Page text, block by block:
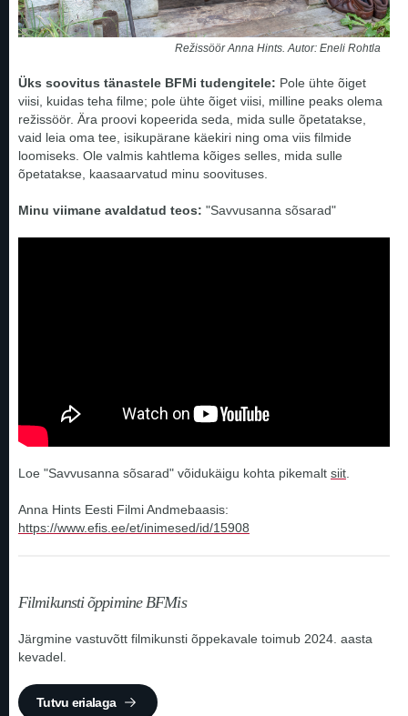
Režissöör Anna Hints. Autor: Eneli Rohtla
Üks soovitus tänastele BFMi tudengitele: Pole ühte õiget
viisi, kuidas teha filme; pole ühte õiget viisi, milline peaks olema
režissöör. Ära proovi kopeerida seda, mida sulle õpetatakse,
vaid leia oma tee, isikupärane käekiri ning oma viis filmide
loomiseks. Ole valmis kahtlema kõiges selles, mida sulle
õpetatakse, kaasaarvatud minu soovituses.
Minu viimane avaldatud teos: "Savvusanna sõsarad"
Loe "Savvusanna sõsarad" võidukäigu kohta pikemalt siit.
Anna Hints Eesti Filmi Andmebaasis:
https://www.efis.ee/et/inimesed/id/15908
Filmikunsti õppimine BFMis
Järgmine vastuvõtt filmikunsti õppekavale toimub 2024. aasta
kevadel.
Tutvu erialaga